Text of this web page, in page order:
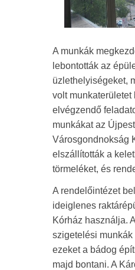
A munkák
lebontották az
üzlethelyiségeket,
volt munkaterületet
elvégzendő
munkákat az Újpest
Városgondnokság
elszállították a
törmeléket, és
A rendelőintézet
ideiglenes
Kórház használja.
szigetelési
ezeket a bádog
majd bontani. A